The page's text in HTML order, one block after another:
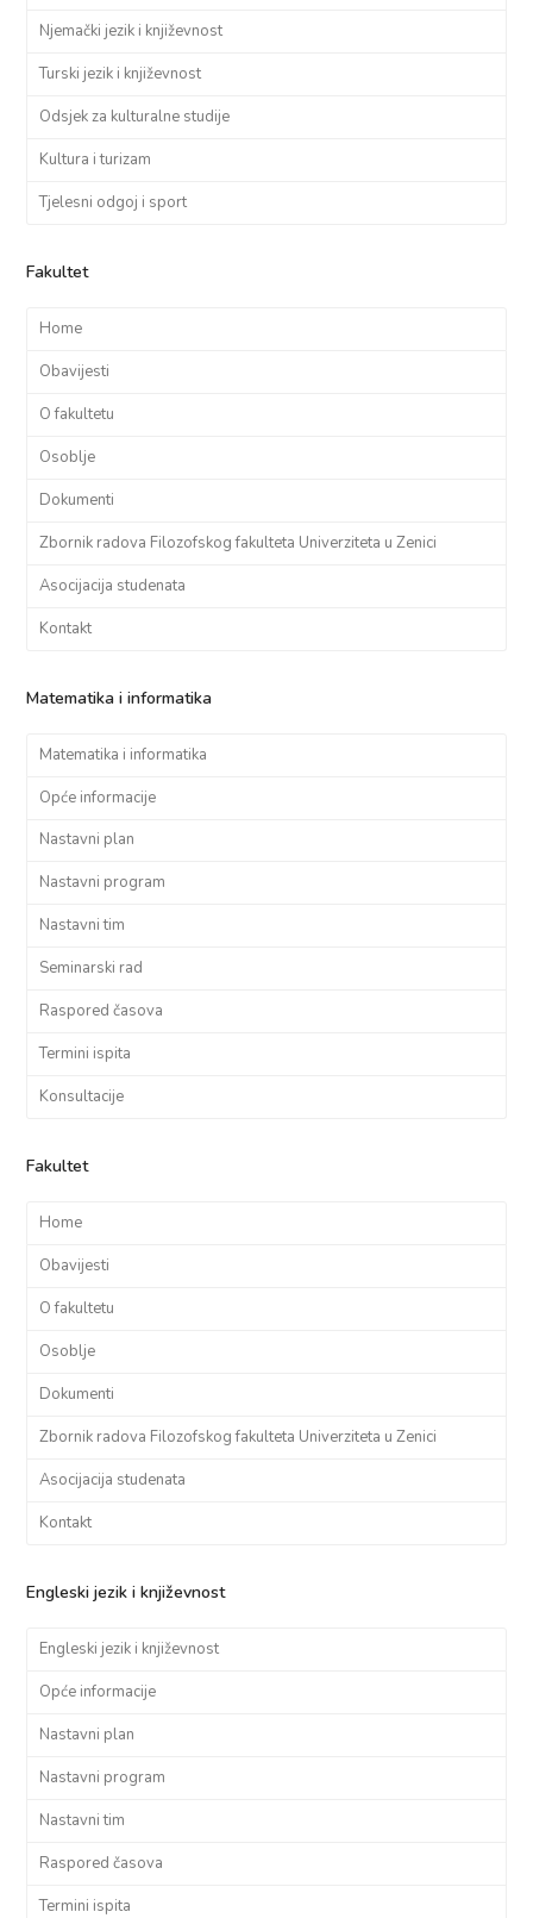
Njemački jezik i književnost
Turski jezik i književnost
Odsjek za kulturalne studije
Kultura i turizam
Tjelesni odgoj i sport
Fakultet
Home
Obavijesti
O fakultetu
Osoblje
Dokumenti
Zbornik radova Filozofskog fakulteta Univerziteta u Zenici
Asocijacija studenata
Kontakt
Matematika i informatika
Matematika i informatika
Opće informacije
Nastavni plan
Nastavni program
Nastavni tim
Seminarski rad
Raspored časova
Termini ispita
Konsultacije
Fakultet
Home
Obavijesti
O fakultetu
Osoblje
Dokumenti
Zbornik radova Filozofskog fakulteta Univerziteta u Zenici
Asocijacija studenata
Kontakt
Engleski jezik i književnost
Engleski jezik i književnost
Opće informacije
Nastavni plan
Nastavni program
Nastavni tim
Raspored časova
Termini ispita